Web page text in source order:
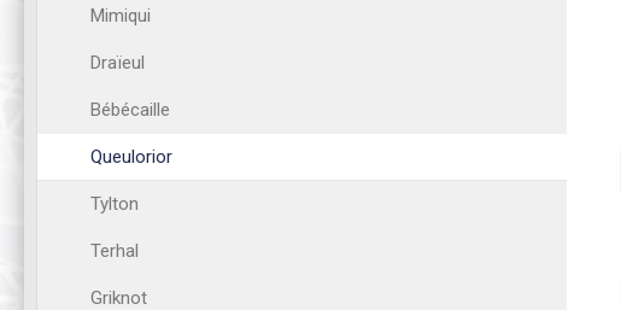
Mimiqui
Draïeul
Bébécaille
Queulorior
Tylton
Terhal
Griknot